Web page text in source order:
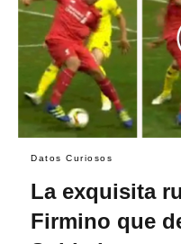
Datos Curiosos
La exquisita
Firmino que